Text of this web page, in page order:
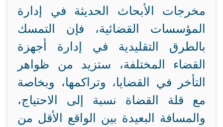
مخرجات الأبحاث الحديثة في إدارة
المؤسسات القضائية، فإن التمسك
بالطرق التقليدية في إدارة أجهزة
القضاء المختلفة، ستزيد من ظواهر
التأخر في القضايا، وتراكمها، وبخاصة
مع قلة القضاة نسبة إلى الاحتياج،
والمسافة البعيدة بين الواقع الأقل من